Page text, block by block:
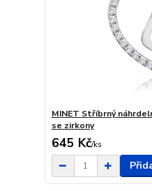
MINET Stříbrný
se zirkony
645 Kč/ks